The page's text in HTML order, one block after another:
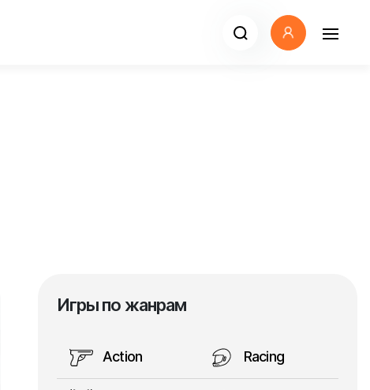
Игры по жанрам
Action Racing